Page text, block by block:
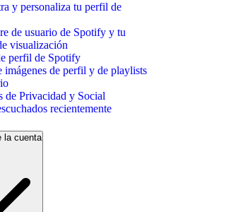
y personaliza tu perfil de
de usuario de Spotify y tu
visualización
perfil de Spotify
imágenes de perfil y de playlists
de Privacidad y Social
recientemente
la cuenta